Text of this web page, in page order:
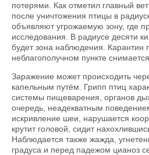
потерями. Как отметил главный
после уничтожения птицы в
объявляют угрожаемую зону, где
исследования. В радиусе десяти
будет зона наблюдения. Карантин
неблагополучном пункте
Заражение может происходить
капельным путём. Грипп птиц
системы пищеварения, органов
очередь, неадекватным
искривление шеи, нарушается
крутит головой, сидит
Наблюдается также жажда,
градуса и перед падежом цианоз